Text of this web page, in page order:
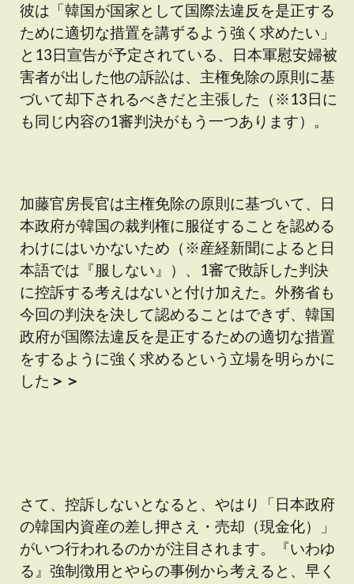
彼は「韓国が国家として国際法違反を是正する
ために適切な措置を講ずるよう強く求めたい」
と13日宣告が予定されている、日本軍慰安婦被
害者が出した他の訴訟は、主権免除の原則に基
づいて却下されるべきだと主張した（※13日に
も同じ内容の1審判決がもう一つあります）。
加藤官房長官は主権免除の原則に基づいて、日
本政府が韓国の裁判権に服従することを認める
わけにはいかないため（※産経新聞によると日
本語では『服しない』）、1審で敗訴した判決
に控訴する考えはないと付け加えた。外務省も
今回の判決を決して認めることはできず、韓国
政府が国際法違反を是正するための適切な措置
をするように強く求めるという立場を明らかに
した ＞＞
さて、控訴しないとなると、やはり「日本政府
の韓国内資産の差し押さえ・売却（現金化）」
がいつ行われるのかが注目されます。『いわゆ
る』強制徴用とやらの事例から考えると、早く